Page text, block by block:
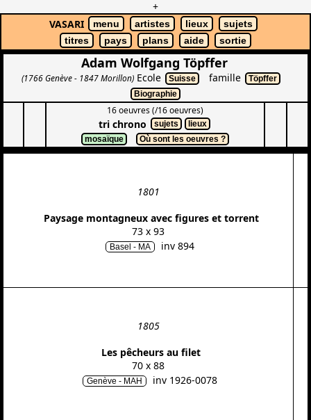
+
VASARI
menu artistes lieux
sujets
titres
pays plans aide sortie
Adam Wolfgang Töpffer
(1766 Genève - 1847 Morillon)Ecole Suisse famille
Töpffer
Biographie
16 oeuvres (/16 oeuvres)
tri chrono sujets
lieux
mosaïque
Où sont les oeuvres ?
1801
Paysage montagneux avec figures et torrent
73 x 93
Basel - MA inv 894
1805
Les pêcheurs au filet
70 x 88
Genève - MAH inv 1926-0078